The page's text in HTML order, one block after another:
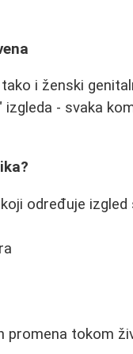
i ženski
izgleda - svaka
određuje
promena tokom